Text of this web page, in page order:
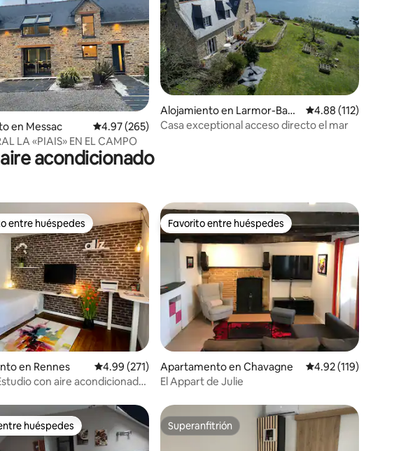
de 5, 143 reseñas
en Messac Calificación promedio: 4.97 de 5, 265 reseñas
4.97 (265)
LA «PIAIS» EN EL CAMPO
Alojamiento en Larmor-Bade
n
Calificación promedio:
4.88 (112)
Casa exceptional acceso directo el mar
acondicionado
de 5, 352 reseñas
huéspedes preferido
entre huéspedes
en Rennes Calificación promedio: 4.99 de 5, 271 reseñas
4.99 (271)
con aire acondicionado
Favorito entre huéspedes
Favorito entre huéspedes
Apartamento en Chavagne Calificación promedio:
4.92 (119)
El Appart de Julie
huéspedes
huéspedes Superanfitrión
Superanfitrión